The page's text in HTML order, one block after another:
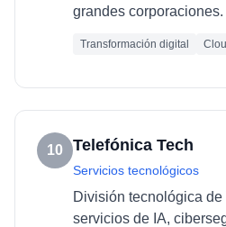
grandes corporaciones.
Transformación digital
10 Telefónica Tech
Servicios tecnológicos
División tecnológica
servicios de IA,